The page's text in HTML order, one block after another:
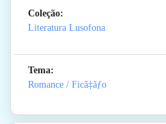
Coleção:
Literatura Lusofona
Tema:
Romance / Ficã‡ãƒo